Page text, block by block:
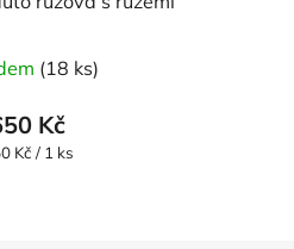
hodnocení
produktu
je
(18 ks)
Kč
Kč / 1 ks